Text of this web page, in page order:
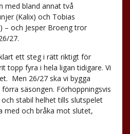
med bland annat två
(Kalix) och Tobias
– och Jesper Broeng tror
27.
ett steg i rätt riktigt för
topp fyra i hela ligan tidigare. Vi
Men 26/27 ska vi bygga
säsongen. Förhoppningsvis
stabil helhet tills slutspelet
med och bråka mot slutet,